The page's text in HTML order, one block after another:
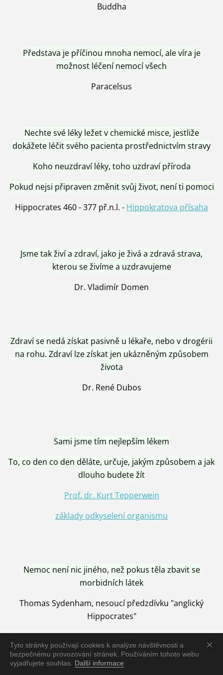
Tyto stránky používají cookies k analýze návštěvnosti a
bezpečnému provozování stránek. Používáním tohoto webu
vyjadřujete souhlas. Další informace
Buddha
Představa je příčinou mnoha nemocí, ale víra je
možnost léčení nemocí všech
Paracelsus
Nechte své léky ležet v chemické misce, jestliže
dokážete léčit svého pacienta prostřednictvím stravy
Koho neuzdraví léky, toho uzdraví příroda
Pokud nejsi připraven změnit svůj život, není ti pomoci
Hippocrates 460 - 377 př.n.l. - Hippokratova přísaha
Jsme tak živí a zdraví, jako je živá a zdravá strava,
kterou se živíme a uzdravujeme
Dr. Vladimír Domen
Zdraví se nedá získat pasivně u lékaře, nebo v drogérii
na rohu. Zdraví lze získat jen ukázněným způsobem
života
Dr. René Dubos
Sami jsme tím nejlepším lékem
To, co den co den děláte, určuje, jakým způsobem a jak
dlouho budete žít
Prof. dr. Kurt Tepperwein
základy odkyselení organismu
Nemoc není nic jiného, než pokus těla zbavit se
morbidních látek
Thomas Sydenham, nesoucí předzdívku "anglický
Hippocrates"
Nemoc je vyléčena jen pomocí Přírody, neutralizací a